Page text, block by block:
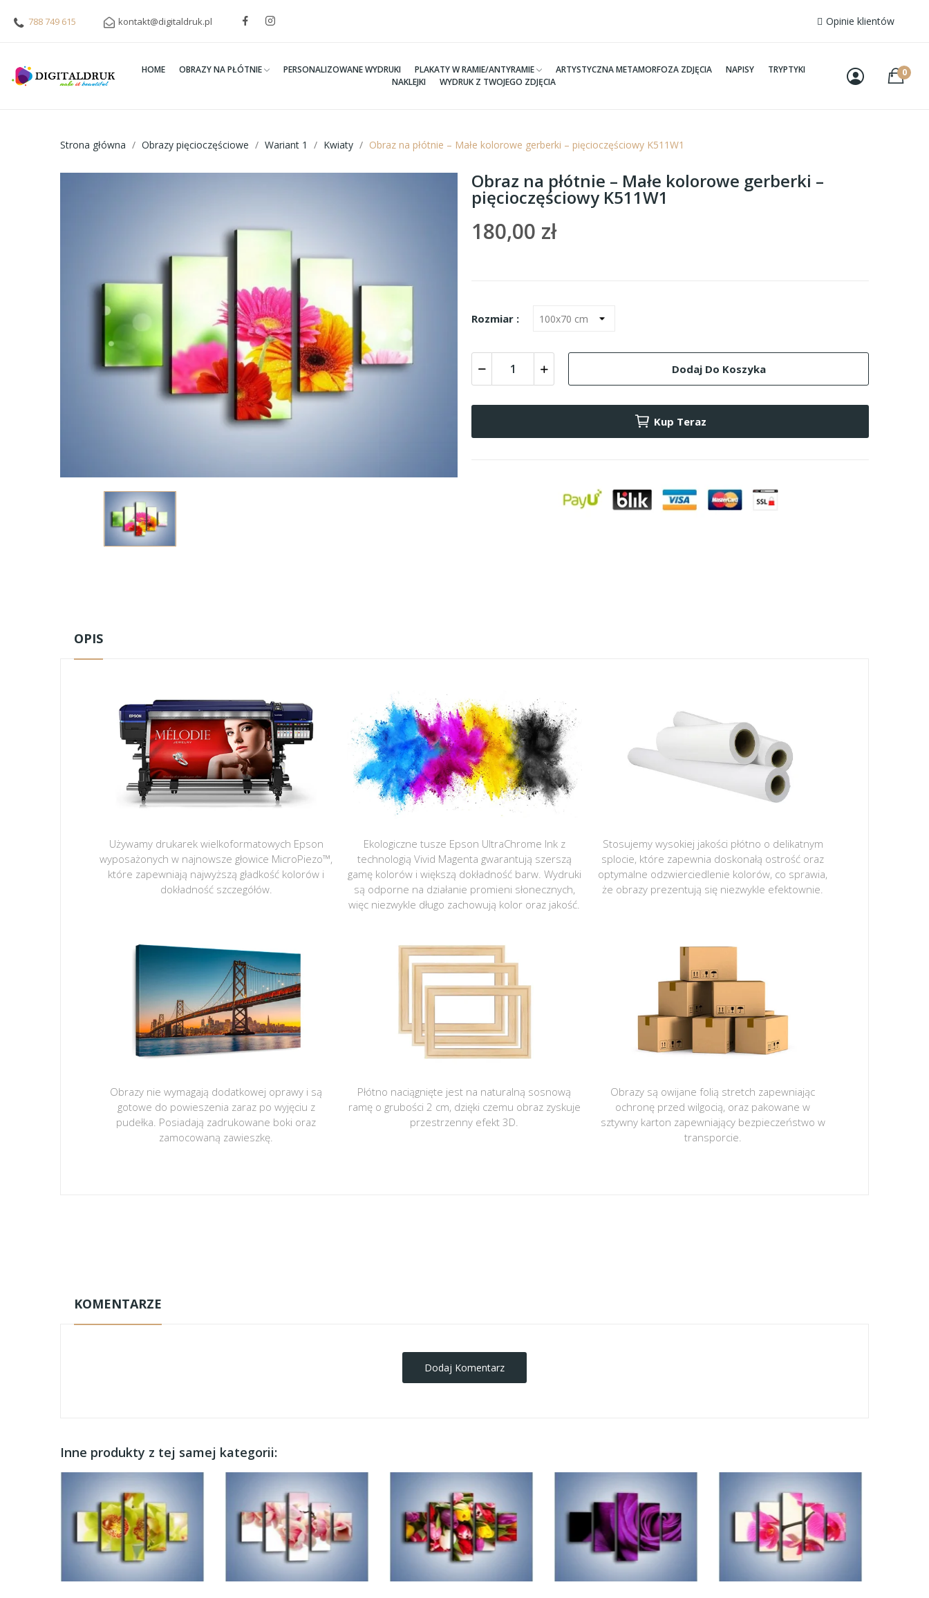
788 749 615 kontakt@digitaldruk.pl Opinie klientów
HOME OBRAZY NA PŁÓTNIE PERSONALIZOWANE WYDRUKI PLAKATY W RAMIE/ANTYRAMIE ARTYSTYCZNA METAMORFOZA ZDJĘCIA NAPISY
TRYPTYKI
NAKLEJKI
WYDRUK Z TWOJEGO ZDJĘCIA
0
Strona główna Obrazy pięcioczęściowe Wariant 1 Kwiaty Obraz na płótnie – Małe kolorowe gerberki – pięcioczęściowy K511W1
Obraz na płótnie – Małe kolorowe gerberki –
pięcioczęściowy K511W1
180,00 zł
Rozmiar :
Dodaj Do Koszyka
Kup Teraz
OPIS
Używamy drukarek wielkoformatowych Epson
wyposażonych w najnowsze głowice MicroPiezo™,
które zapewniają najwyższą gładkość kolorów i
dokładność szczegółów.
Ekologiczne tusze Epson UltraChrome Ink z
technologią Vivid Magenta gwarantują szerszą
gamę kolorów i większą dokładność barw. Wydruki
są odporne na działanie promieni słonecznych,
więc niezwykle długo zachowują kolor oraz jakość.
Stosujemy wysokiej jakości płótno o delikatnym
splocie, które zapewnia doskonałą ostrość oraz
optymalne odzwierciedlenie kolorów, co sprawia,
że obrazy prezentują się niezwykle efektownie.
Obrazy nie wymagają dodatkowej oprawy i są
gotowe do powieszenia zaraz po wyjęciu z
pudełka. Posiadają zadrukowane boki oraz
zamocowaną zawieszkę.
Płótno naciągnięte jest na naturalną sosnową
ramę o grubości 2 cm, dzięki czemu obraz zyskuje
przestrzenny efekt 3D.
Obrazy są owijane folią stretch zapewniając
ochronę przed wilgocią, oraz pakowane w
sztywny karton zapewniający bezpieczeństwo w
transporcie.
KOMENTARZE
Dodaj Komentarz
Inne produkty z tej samej kategorii: